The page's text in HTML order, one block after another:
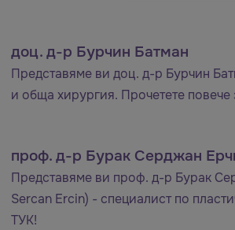
доц. д-р Бурчин Батман
Представяме ви доц. д-р Бурчин
и обща хирургия. Прочетете повече
проф. д-р Бурак Серджан
Представяме ви проф. д-р Бурак
Sercan Ercin) - специалист по
ТУК!